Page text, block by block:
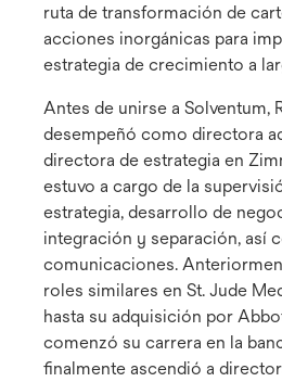
ruta de transformación de
acciones inorgánicas para
estrategia de crecimiento a
Antes de unirse a Solventum,
desempeñó como directora
directora de estrategia en
estuvo a cargo de la
estrategia, desarrollo de
integración y separación, así
comunicaciones.
roles similares en St. Jude
hasta su adquisición por
comenzó su carrera en la
finalmente ascendió a